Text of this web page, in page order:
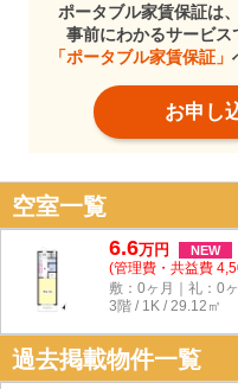
ポータブル家賃保証は
事前にわかるサービス
「ポータブル家賃保証」
お申し
空室一覧
6.6万円 NEW
(管理費・共益費
敷：0ヶ月｜礼：0
3階 / 1K / 29.12㎡
過去掲載物件一覧